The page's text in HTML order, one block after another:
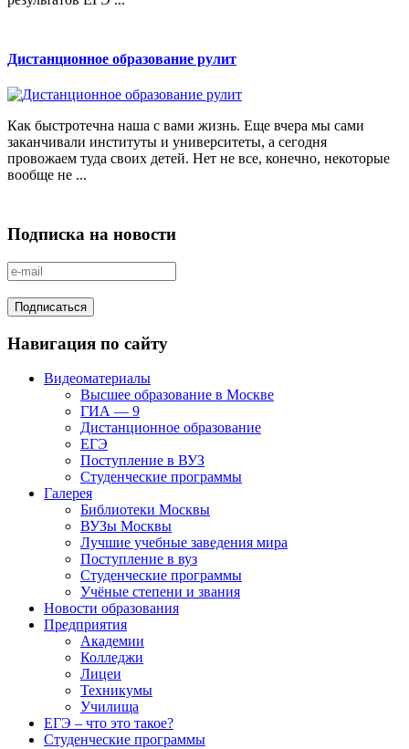
Дистанционное образование рулит
Как быстротечна наша с вами жизнь. Еще вчера мы сами
заканчивали институты и университеты, а сегодня
провожаем туда своих детей. Нет не все, конечно, некоторые
вообще не ...
Подписка на новости
Навигация по сайту
Видеоматериалы
Высшее образование в Москве
ГИА — 9
Дистанционное образование
ЕГЭ
Поступление в ВУЗ
Студенческие программы
Галерея
Библиотеки Москвы
ВУЗы Москвы
Лучшие учебные заведения мира
Поступление в вуз
Студенческие программы
Учёные степени и звания
Новости образования
Предприятия
Академии
Колледжи
Лицеи
Техникумы
Училища
ЕГЭ – что это такое?
Студенческие программы